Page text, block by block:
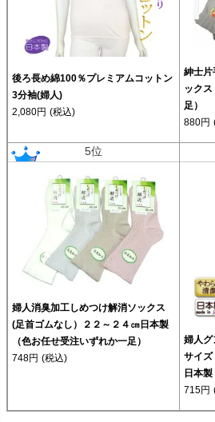
後ろ長め綿100％プレミアムコットン
3分袖(婦人)
2,080円 (税込)
紳士片
ック
足）
880円
5位
婦人消臭加工しめつけ解消ソックス
(足首ゴムなし）２２～２４㎝日本製
（色お任せ受注いずれか一足）
748円 (税込)
婦人グ
サイズ
日本製
715円